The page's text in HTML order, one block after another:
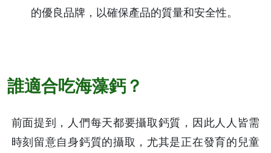
的優良品牌，以確保產品的質量和安全性。
誰適合吃海藻鈣？
前面提到，人們每天都要攝取鈣質，因此人人皆需
時刻留意自身鈣質的攝取，尤其是正在發育的兒童